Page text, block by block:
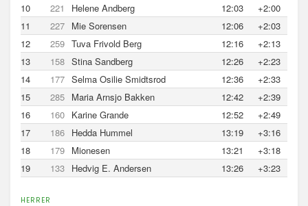
10
221 Helene Andberg 12:03
+2:00
11
227 Mie Sorensen 12:06
+2:03
12
259 Tuva Frivold Berg 12:16
+2:13
13
158 Stina Sandberg 12:26
+2:23
14
177 Selma Osilie Smidtsrod 12:36
+2:33
15
285 Maria Arnsjo Bakken 12:42
+2:39
16
160 Karine Grande 12:52
+2:49
17
186 Hedda Hummel 13:19
+3:16
18
179 Mionesen 13:21
+3:18
19
133 Hedvig E. Andersen 13:26 +3:23
HERRER